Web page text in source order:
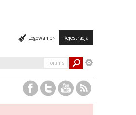
Logowanie » Rejestracja
Forums